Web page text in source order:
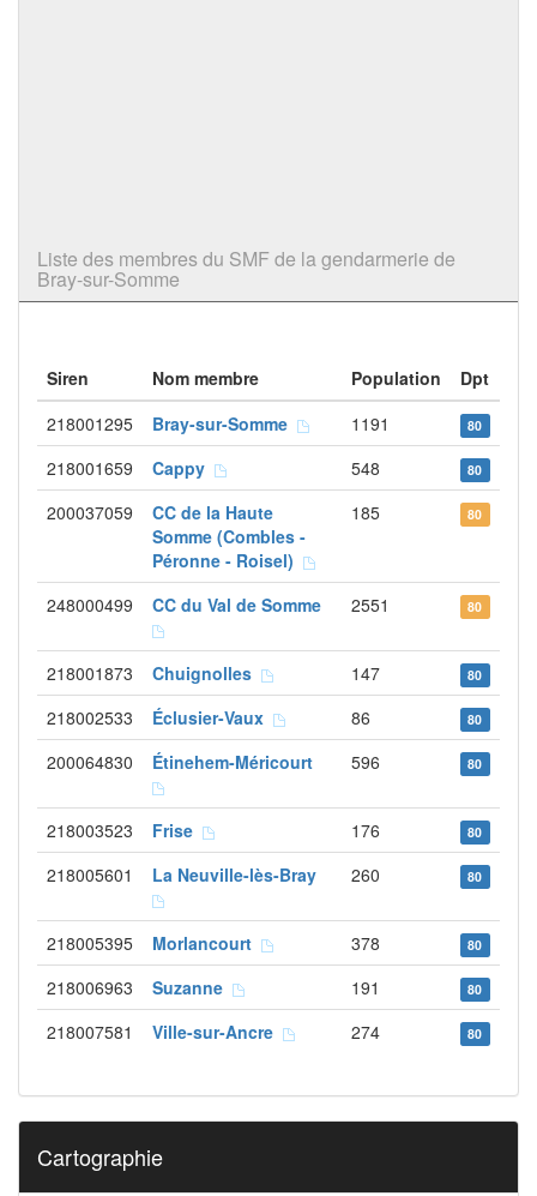
Liste des membres du SMF de la gendarmerie de
Bray-sur-Somme
Siren Nom membre Population
Dpt
218001295
Bray-sur-Somme 1191 80
218001659 Cappy 548 80
200037059
CC de la Haute
Somme (Combles -
Péronne - Roisel)
185 80
248000499 CC du Val de Somme 2551 80
218001873 Chuignolles 147 80
218002533 Éclusier-Vaux 86 80
200064830 Étinehem-Méricourt 596 80
218003523 Frise 176 80
218005601 La Neuville-lès-Bray 260 80
218005395 Morlancourt 378 80
218006963 Suzanne 191 80
218007581 Ville-sur-Ancre 274 80
Cartographie